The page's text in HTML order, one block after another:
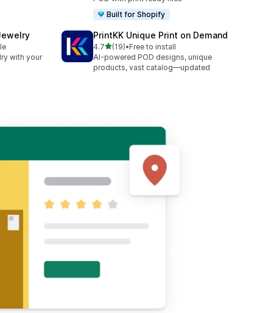
Built for Shopify
with your
PrintKK Unique Print on Demand
4.75つ星中
(19)
合計レビュー数：19件
•Free to install
AI-powered POD designs, unique
products, vast catalog—updated